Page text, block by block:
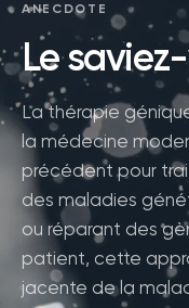
ANECDOTE
Le
La thérapie
la médecine
précédent pour
des maladies
ou réparant des
patient, cette
jacente de la